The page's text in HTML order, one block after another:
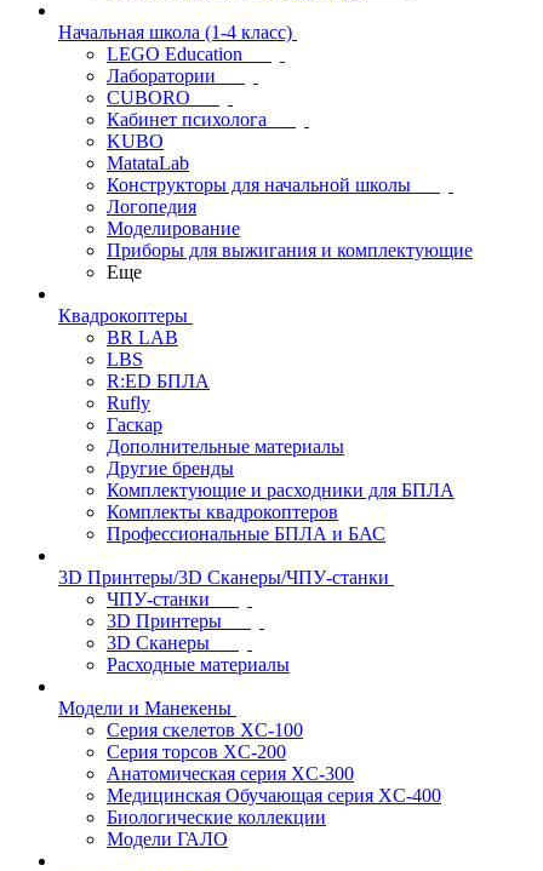
Начальная школа (1-4 класс)
LEGO Education
Лаборатории
CUBORO
Кабинет психолога
KUBO
MatataLab
Конструкторы для начальной школы
Логопедия
Моделирование
Приборы для выжигания и комплектующие
Еще
Квадрокоптеры
BR LAB
LBS
R:ED БПЛА
Rufly
Гаскар
Дополнительные материалы
Другие бренды
Комплектующие и расходники для БПЛА
Комплекты квадрокоптеров
Профессиональные БПЛА и БАС
3D Принтеры/3D Сканеры/ЧПУ-станки
ЧПУ-станки
3D Принтеры
3D Сканеры
Расходные материалы
Модели и Манекены
Серия скелетов XC-100
Серия торсов XC-200
Анатомическая серия XC-300
Медицинская Обучающая серия XC-400
Биологические коллекции
Модели ГАЛО